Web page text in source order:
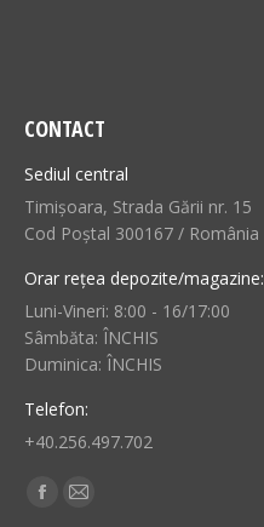
CONTACT
Sediul central
Timișoara, Strada Gării nr. 15
Cod Poștal 300167 / România
Orar rețea depozite/magazine:
Luni-Vineri: 8:00 - 16/17:00
Sâmbăta: ÎNCHIS
Duminica: ÎNCHIS
Telefon:
+40.256.497.702
Find us on:
Facebook
Mail